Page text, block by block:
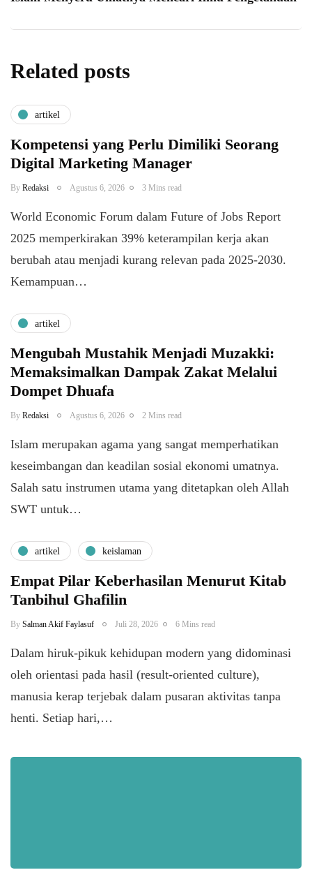
Related posts
artikel
Kompetensi yang Perlu Dimiliki Seorang
Digital Marketing Manager
By Redaksi Agustus 6, 2026 3 Mins read
World Economic Forum dalam Future of Jobs Report
2025 memperkirakan 39% keterampilan kerja akan
berubah atau menjadi kurang relevan pada 2025-2030.
Kemampuan…
artikel
Mengubah Mustahik Menjadi Muzakki:
Memaksimalkan Dampak Zakat Melalui
Dompet Dhuafa
By Redaksi Agustus 6, 2026 2 Mins read
Islam merupakan agama yang sangat memperhatikan
keseimbangan dan keadilan sosial ekonomi umatnya.
Salah satu instrumen utama yang ditetapkan oleh Allah
SWT untuk…
artikel keislaman
Empat Pilar Keberhasilan Menurut Kitab
Tanbihul Ghafilin
By Salman Akif Faylasuf Juli 28, 2026 6 Mins read
Dalam hiruk-pikuk kehidupan modern yang didominasi
oleh orientasi pada hasil (result-oriented culture),
manusia kerap terjebak dalam pusaran aktivitas tanpa
henti. Setiap hari,…